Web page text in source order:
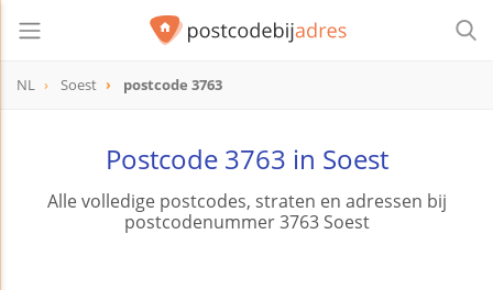
NL Soest postcode 3763
Postcode 3763 in Soest
Alle volledige postcodes, straten en adressen bij
postcodenummer 3763 Soest